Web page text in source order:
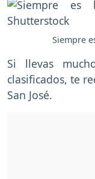
Siempre
Si llevas
clasificados, te
San José.